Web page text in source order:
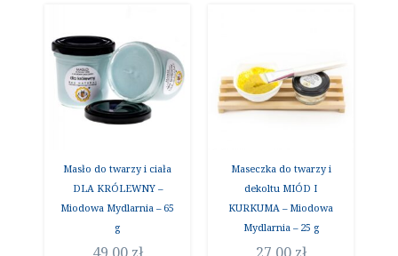
Masło do twarzy i ciała
DLA KRÓLEWNY –
Miodowa Mydlarnia – 65
g
Maseczka do twarzy i
dekoltu MIÓD I
KURKUMA – Miodowa
Mydlarnia – 25 g